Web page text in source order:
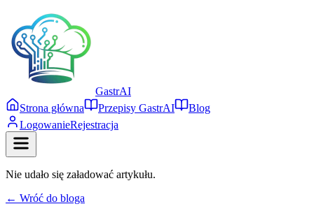
GastrAI
Strona główna
Przepisy GastrAI
Blog
LogowanieRejestracja
Nie udało się załadować artykułu.
← Wróć do bloga